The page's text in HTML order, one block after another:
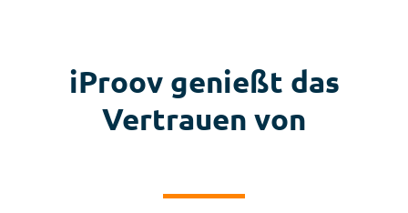
iProov genießt das
Vertrauen von